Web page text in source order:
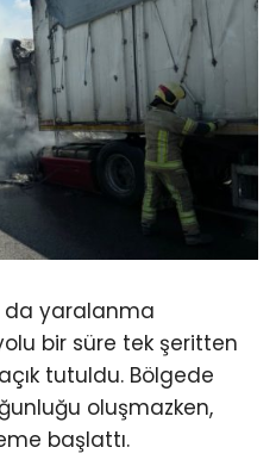
da yaralanma
bir süre tek şeritten
tutuldu. Bölgede
oluşmazken,
başlattı.